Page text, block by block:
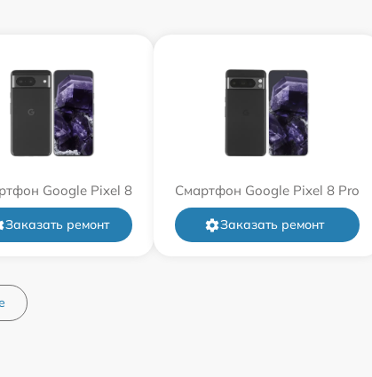
Google Pixel 8
Заказать ремонт
Смартфон Google Pixel 8 Pro
Заказать ремонт